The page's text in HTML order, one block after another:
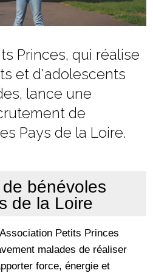
Princes, qui réalise
et d'adolescents
lance une
de
Pays de la Loire.
bénévoles
de la Loire
Petits Princes
malades de réaliser
force, énergie et